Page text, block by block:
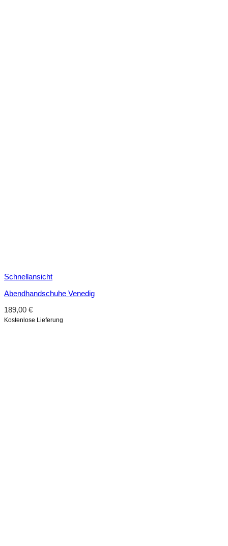
Schnellansicht
Abendhandschuhe Venedig
189,00 €
Kostenlose Lieferung